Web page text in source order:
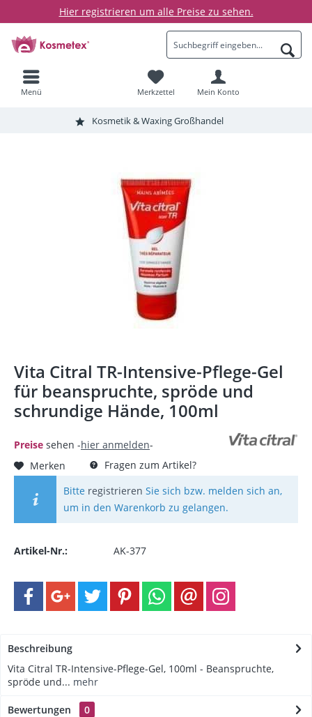
Hier registrieren um alle Preise zu sehen.
Kosmetik & Waxing Großhandel
Menü Merkzettel Mein Konto
Vita Citral TR-Intensive-Pflege-Gel
für beanspruchte, spröde und
schrundige Hände, 100ml
Preise sehen -hier anmelden-
Merken
Fragen zum Artikel?
Bitte registrieren Sie sich bzw. melden sich an,
um in den Warenkorb zu gelangen.
Artikel-Nr.: AK-377
Beschreibung
Vita Citral TR-Intensive-Pflege-Gel, 100ml - Beanspruchte,
spröde und... mehr
Bewertungen
0